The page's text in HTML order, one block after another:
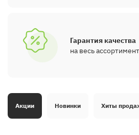
Гарантия качества
на весь ассортимент
Акции Новинки Хиты